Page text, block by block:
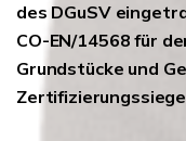
des DGuSV
CO-EN/14568 für
Grundstücke und